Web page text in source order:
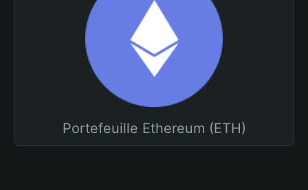
Portefeuille Ethereum (ETH)